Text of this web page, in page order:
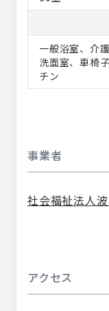
一般浴室
介
洗面室
車椅
チン
事業者
社会福祉法人
アクセス